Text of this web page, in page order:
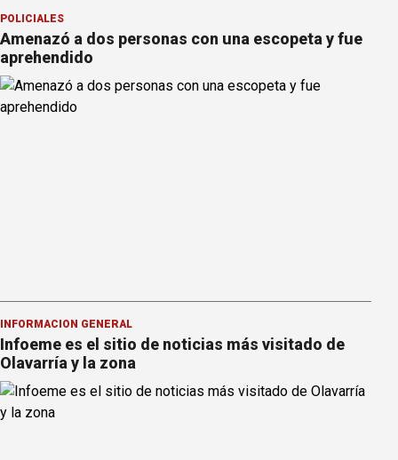
POLICIALES
Amenazó a dos personas con una escopeta y fue
aprehendido
INFORMACION GENERAL
Infoeme es el sitio de noticias más visitado de
Olavarría y la zona